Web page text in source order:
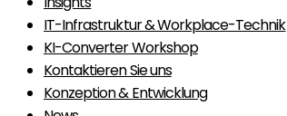
IT-Infrastruktur & Workplace-Technik
KI-Converter Workshop
Kontaktieren Sie uns
Konzeption & Entwicklung